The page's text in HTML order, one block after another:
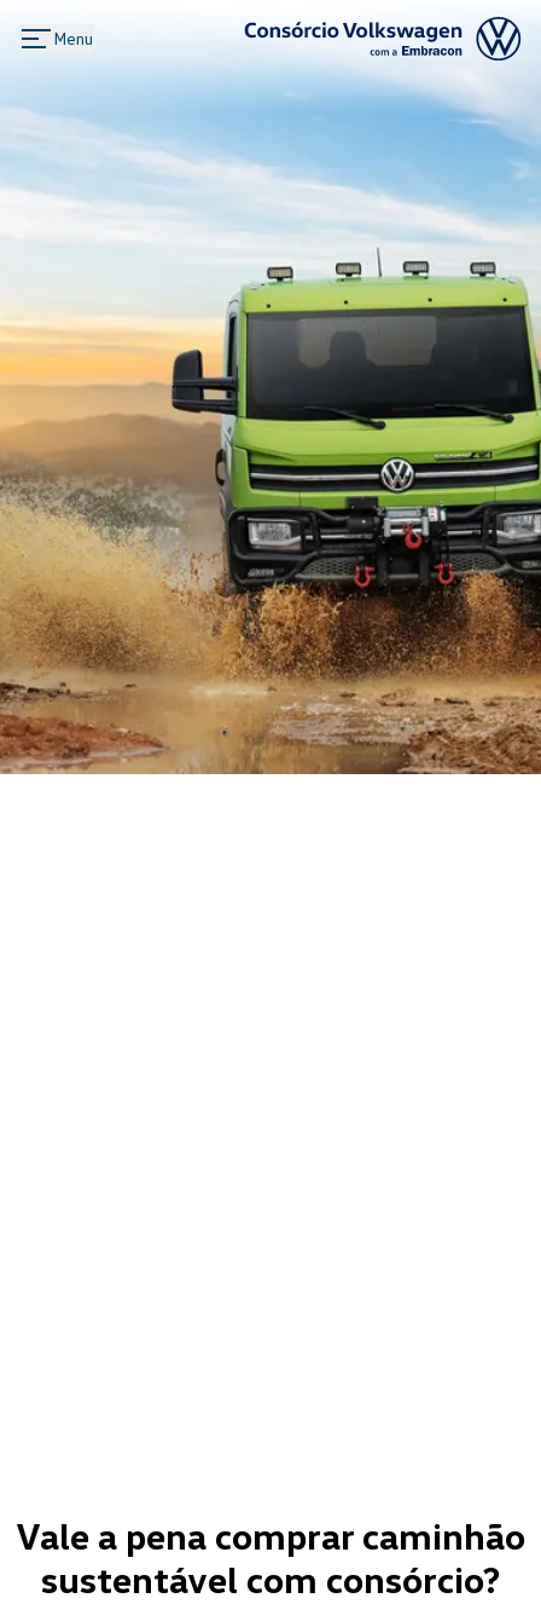
Menu
Logo Consórcio Volkswagen com
Vale a pena comprar caminhão
sustentável com consórcio?